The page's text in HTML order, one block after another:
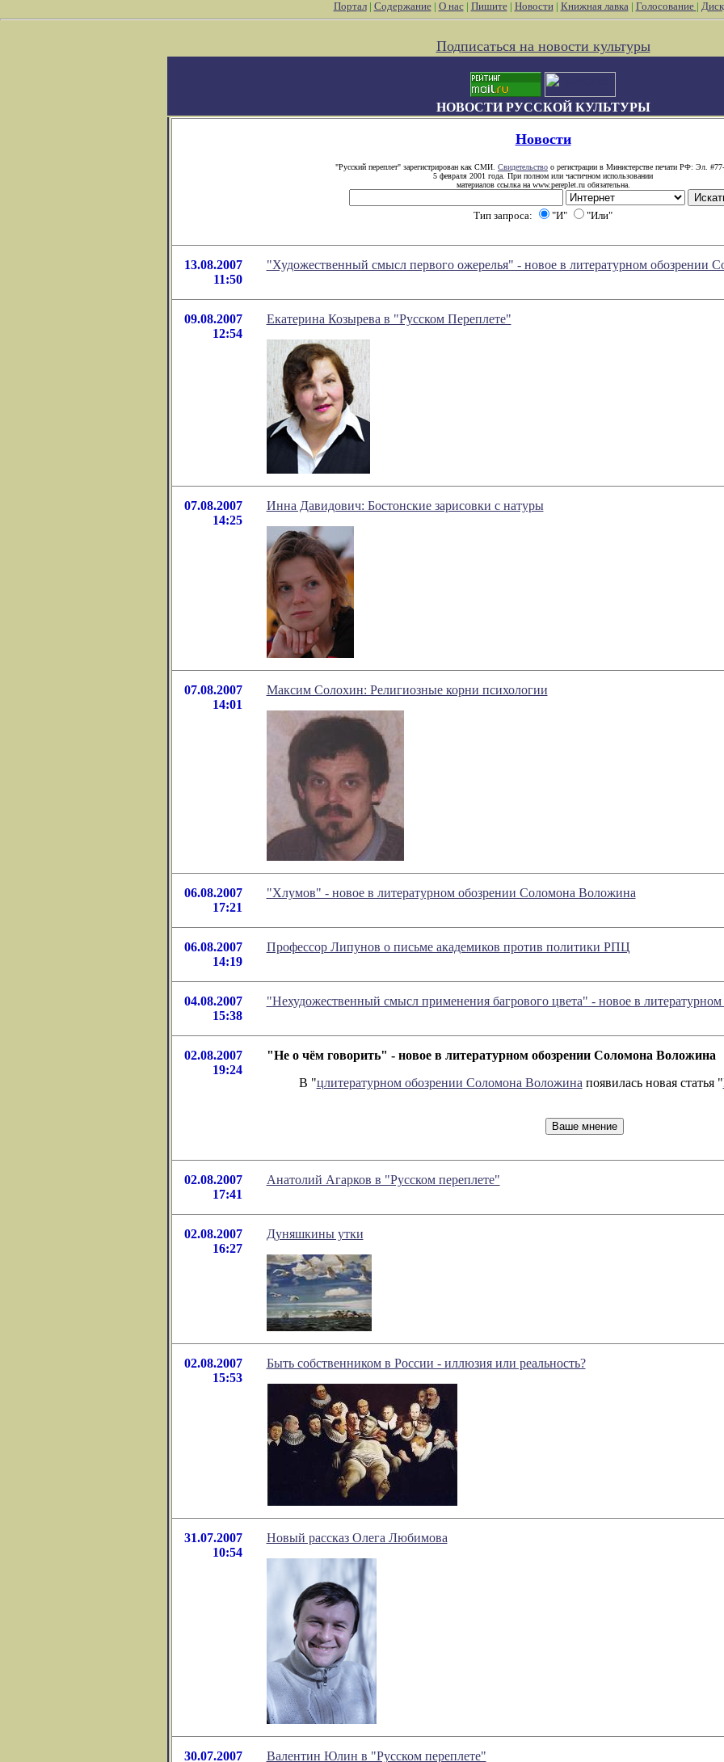
Портал| Содержание| О нас| Пишите| Новости| Книжная лавка| Голосование |
Подписаться на новости культуры
НОВОСТИ РУССКОЙ КУЛЬТУРЫ
Новости
"Русский переплет" зарегистрирован как СМИ. Свидетельство о регистрации в Министерстве печати РФ: Эл.
5 февраля 2001 года. При полном или частичном использовании
материалов ссылка на www.pereplet.ru обязательна.
Тип запроса: "И" "Или"
13.08.2007
11:50
"Художественный смысл первого ожерелья" - новое в литературном обозрении
09.08.2007
12:54
Екатерина Козырева в "Русском Переплете"
07.08.2007
14:25
Инна Давидович: Бостонские зарисовки с натуры
07.08.2007
14:01
Максим Солохин: Религиозные корни психологии
06.08.2007
17:21
"Хлумов" - новое в литературном обозрении Соломона Воложина
06.08.2007
14:19
Профессор Липунов о письме академиков против политики РПЦ
04.08.2007
15:38
"Нехудожественный смысл применения багрового цвета" - новое в
02.08.2007
19:24
"Не о чём говорить" - новое в литературном обозрении Соломона Воложина
В "цлитературном обозрении Соломона Воложина появилась новая статья "
02.08.2007
17:41
Анатолий Агарков в "Русском переплете"
02.08.2007
16:27
Дуняшкины утки
02.08.2007
15:53
Быть собственником в России - иллюзия или реальность?
31.07.2007
10:54
Новый рассказ Олега Любимова
30.07.2007
Валентин Юлин в "Русском переплете"